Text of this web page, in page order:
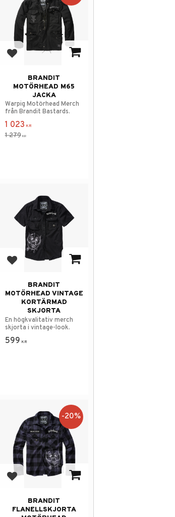
Add to favorites
BRANDIT
MOTÖRHEAD M65
JACKA
Warpig Motörhead Merch
från Brandit Bastards.
1 023 KR
1 279KR
Add to favorites
BRANDIT
MOTÖRHEAD VINTAGE
KORTÄRMAD
SKJORTA
En högkvalitativ merch
skjorta i vintage-look.
599 KR
Add to favorites
BRANDIT
FLANELLSKJORTA
20%